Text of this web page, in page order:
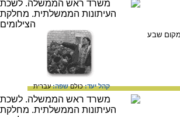
שבע
קהל יעד:כולםשפה:עברית